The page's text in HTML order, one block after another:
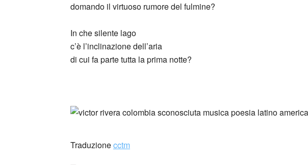
domando il virtuoso rumore del fulmine?
In che silente lago
c’è l’inclinazione dell’aria
di cui fa parte tutta la prima notte?
Traduzionecctm